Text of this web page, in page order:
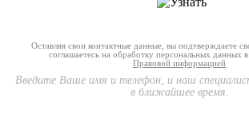
Оставляя свои контактные данные, вы подтверждаете
соглашаетесь на обработку персональных данных
Правовой информацией
Введите Ваше имя и телефон, и наш
в ближайшее время.